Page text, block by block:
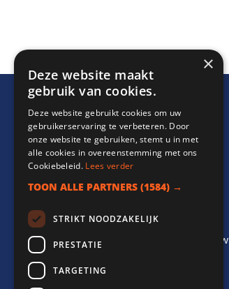
adviesgesprek biedt
inzicht in
voor jouw
voor toekomstige
×
Deze website maakt
gebruik van cookies.
Deze website gebruikt cookies om uw
gebruikerservaring te verbeteren. Door
onze website te gebruiken, stemt u in met
alle cookies in overeenstemming met ons
Cookiebeleid. Lees verder
TOON ALLE PARTNERS (1584) →
STRIKT NOODZAKELIJK
PRESTATIE
TARGETING